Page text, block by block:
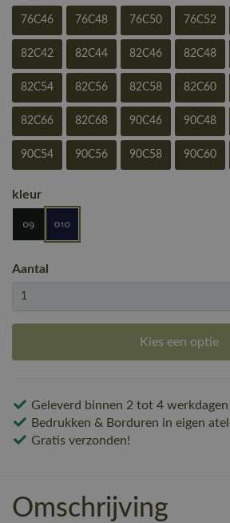
76C46 76C48 76C50 76C52
82C42 82C44 82C46 82C48
82C54 82C56 82C58 82C60
82C66 82C68 90C46 90C48
90C54 90C56 90C58 90C60
kleur
Aantal
Kies een optie
Geleverd binnen 2 tot 4 werkdagen
Bedrukken & Borduren in eigen
Gratis verzonden!
Omschrijving